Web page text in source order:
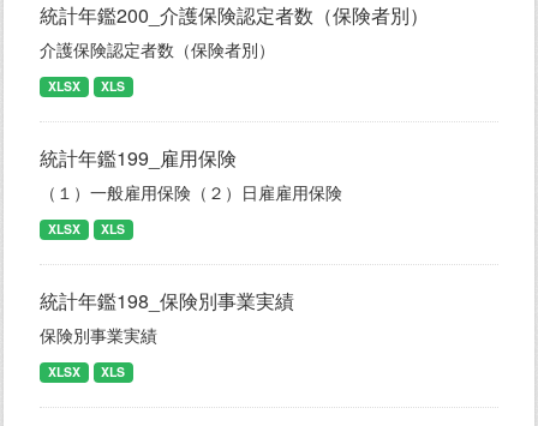
統計年鑑200_介護保険認定者数（保険者別）
介護保険認定者数（保険者別）
XLSX XLS
統計年鑑199_雇用保険
（１）一般雇用保険（２）日雇雇用保険
XLSX XLS
統計年鑑198_保険別事業実績
保険別事業実績
XLSX XLS